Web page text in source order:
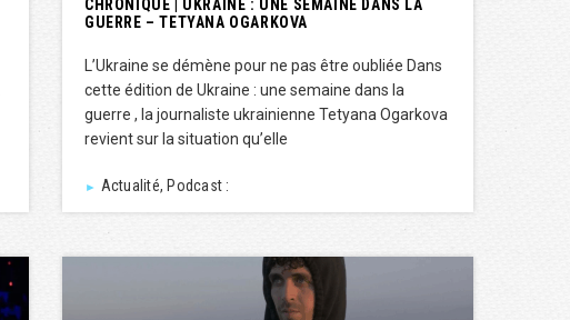
CHRONIQUE | UKRAINE : UNE SEMAINE DANS LA
GUERRE – TETYANA OGARKOVA
L’Ukraine se démène pour ne pas être oubliée Dans
cette édition de Ukraine : une semaine dans la
guerre , la journaliste ukrainienne Tetyana Ogarkova
revient sur la situation qu’elle
► Actualité, Podcast :